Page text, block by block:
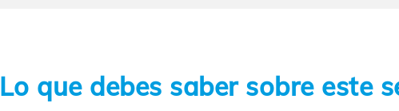
Lo que debes saber sobre este